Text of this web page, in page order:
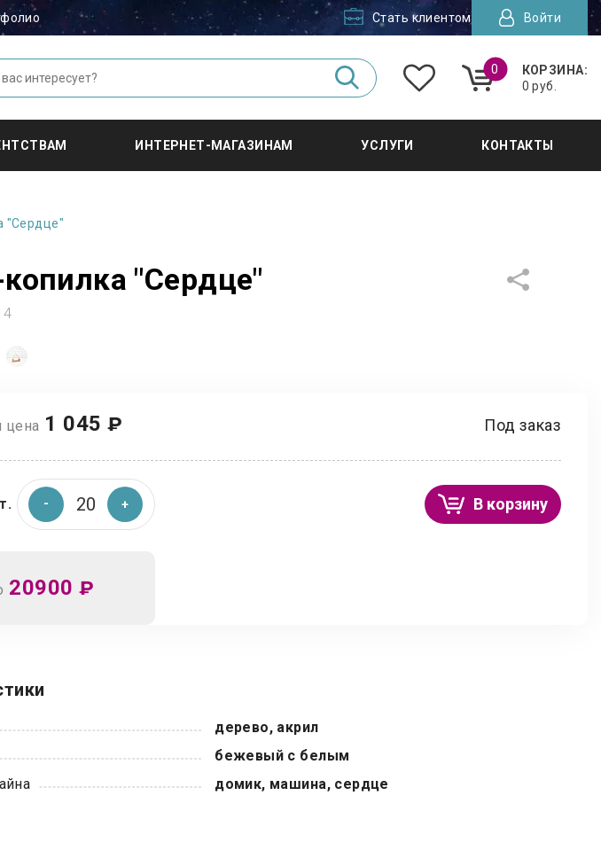
Стать клиентом Войти
0
КОРЗИНА:
0 руб.
ИНТЕРНЕТ-МАГАЗИНАМ УСЛУГИ КОНТАКТЫ
"Сердце"
"Сердце"
цена 1 045 ₽ Под заказ
В корзину
20900 ₽
дерево, акрил
бежевый с белым
домик, машина, сердце